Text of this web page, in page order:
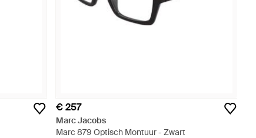
€ 257
Marc Jacobs
Marc 879 Optisch Montuur - Zwart